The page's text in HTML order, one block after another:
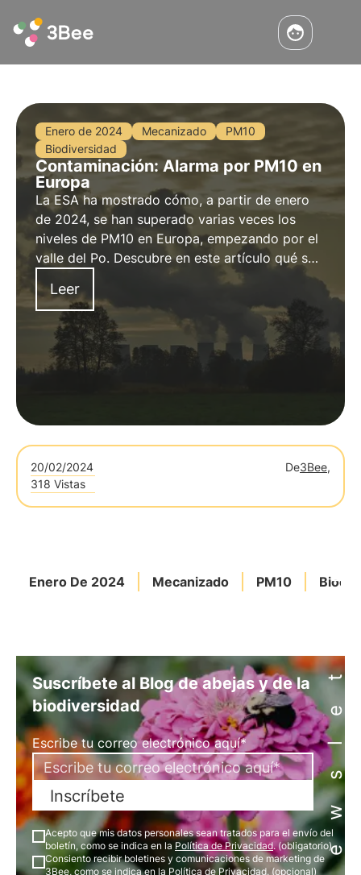
Enero de 2024 Mecanizado
PM10
Biodiversidad
Contaminación: Alarma por PM10 en
Europa
La ESA ha mostrado cómo, a partir de enero
de 2024, se han superado varias veces los
niveles de PM10 en Europa, empezando por el
valle del Po. Descubre en este artículo qué son
las PM10, cuál es su impacto en la
biodiversidad y el papel clave de la vigilancia
medioambiental en este ámbito.
Leer
20/02/2024 De3Bee,
318 Vistas
Enero De 2024 Mecanizado PM10 Newsletter
Suscríbete al Blog de abejas y de la
biodiversidad
Escribe tu correo electrónico aquí*
Inscríbete
Acepto que mis datos personales sean tratados para el envío del
boletín, como se indica en la Política de Privacidad. (obligatorio)
Consiento recibir boletines y comunicaciones de marketing de
3Bee, como se indica en la Política de Privacidad. (opcional)